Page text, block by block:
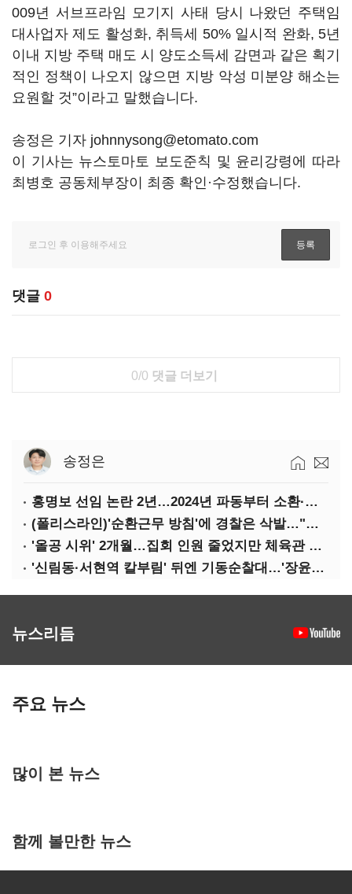
009년 서브프라임 모기지 사태 당시 나왔던 주택임
대사업자 제도 활성화, 취득세 50% 일시적 완화, 5년
이내 지방 주택 매도 시 양도소득세 감면과 같은 획기
적인 정책이 나오지 않으면 지방 악성 미분양 해소는
요원할 것”이라고 말했습니다.
송정은 기자 johnnysong@etomato.com
이 기사는 뉴스토마토 보도준칙 및 윤리강령에 따라
최병호 공동체부장이 최종 확인·수정했습니다.
댓글 0
0/0 댓글 더보기
송정은
홍명보 선임 논란 2년…2024년 파동부터 소환·압색까지
(폴리스라인)'순환근무 방침'에 경찰은 삭발…"베테랑·수사력 보강 먼저"
'올공 시위' 2개월…집회 인원 줄었지만 체육관 봉쇄 계속
'신림동·서현역 칼부림' 뒤엔 기동순찰대…'장윤기 은폐·조작' 후엔 내부비리수사대
뉴스리듬
주요 뉴스
많이 본 뉴스
함께 볼만한 뉴스